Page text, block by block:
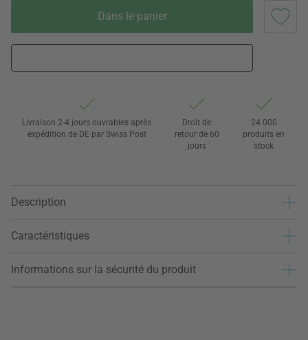
Dans le panier
Livraison 2-4 jours ouvrables après
expédition de DE par Swiss Post
Droit de
retour de 60
jours
24 000
produits en
stock
Description
Caractéristiques
Informations sur la sécurité du produit